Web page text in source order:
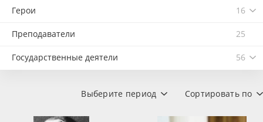
Герои 16
Преподаватели 25
Государственные деятели 56
Сортировать по
Выберите период